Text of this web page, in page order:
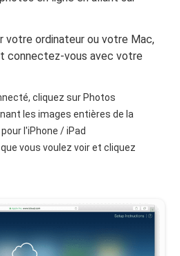
votre ordinateur ou votre Mac,
connectez-vous avec votre
cliquez sur Photos
les images entières de la
l'iPhone / iPad
vous voulez voir et cliquez